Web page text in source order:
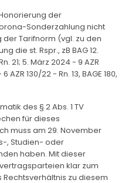
der
Sonderzahlung nicht
Tarifnorm (vgl. zu den
die st. Rspr., zB BAG 12.
21; 5. März 2024 - 9 AZR
AZR 130/22 - Rn. 13, BAGE 180,
des § 2 Abs. 1 TV
für dieses
muss am 29. November
, Studien- oder
haben. Mit dieser
klar zum
zu diesem